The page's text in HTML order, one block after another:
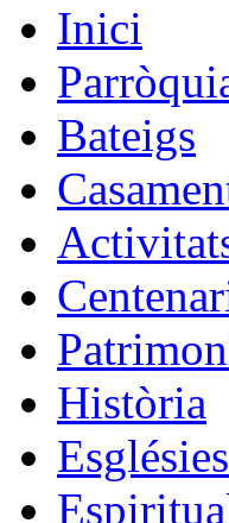
Inici
Bateigs
Història